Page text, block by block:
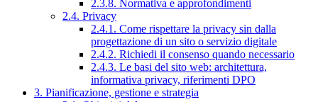
2.3.8. Normativa e approfondimenti
2.4. Privacy
2.4.1. Come rispettare la privacy sin dalla
progettazione di un sito o servizio digitale
2.4.2. Richiedi il consenso quando necessario
2.4.3. Le basi del sito web: architettura,
informativa privacy, riferimenti DPO
3. Pianificazione, gestione e strategia